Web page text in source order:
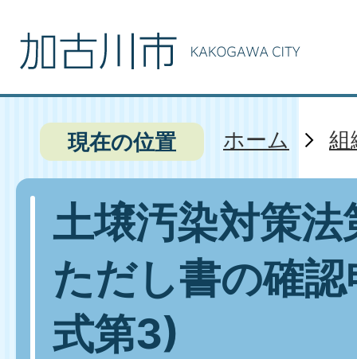
現在の位置 ホーム 組
土壌汚染対策
ただし書の確
式第3)